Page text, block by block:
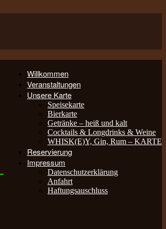
Willkommen
Veranstaltungen
Unsere Karte
Speisekarte
Bierkarte
Getränke – heiß und kalt
Cocktails & Longdrinks & Weine
WHISK(E)Y, Gin, Rum – KARTE
Reservierung
Impressum
Datenschutzerklärung
Anfahrt
Haftungsauschluss